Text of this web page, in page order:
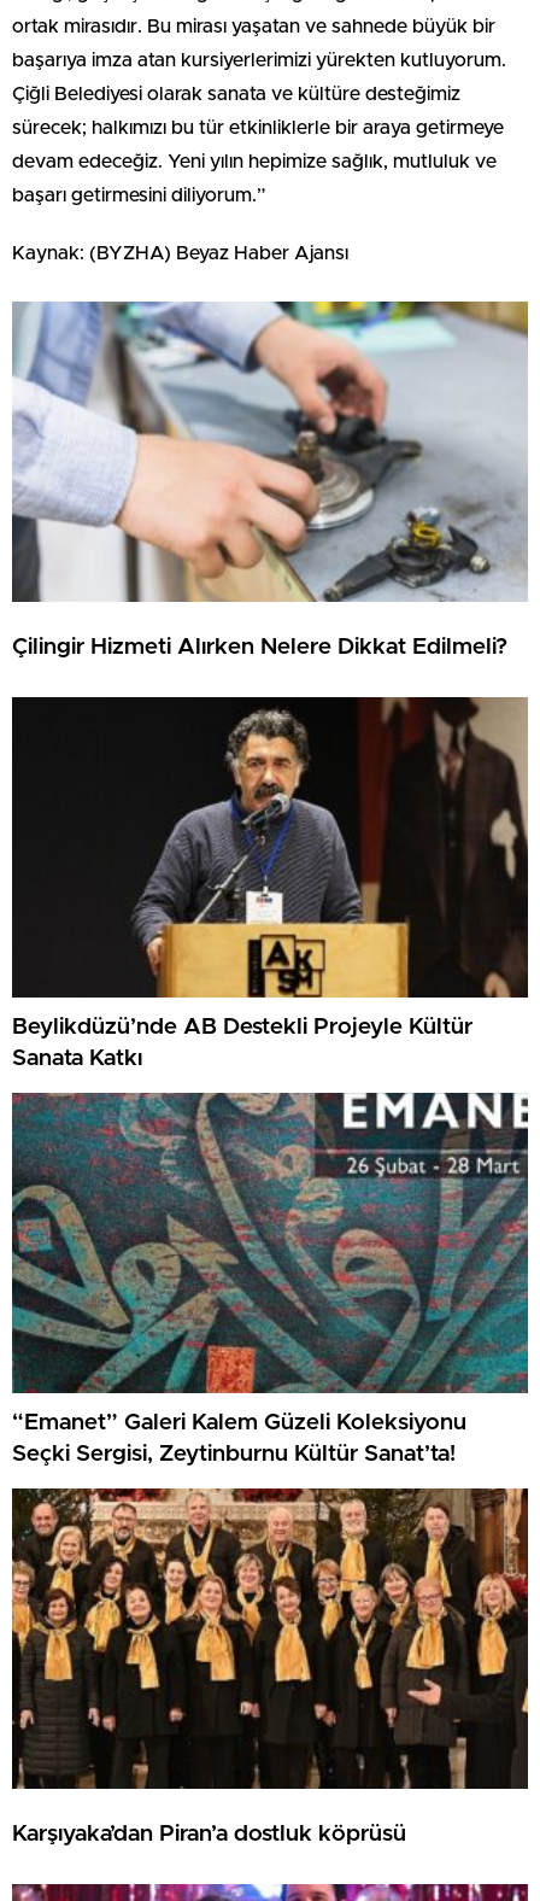
ortak mirasıdır. Bu mirası yaşatan ve sahnede büyük bir
başarıya imza atan kursiyerlerimizi yürekten kutluyorum.
Çiğli Belediyesi olarak sanata ve kültüre desteğimiz
sürecek; halkımızı bu tür etkinliklerle bir araya getirmeye
devam edeceğiz. Yeni yılın hepimize sağlık, mutluluk ve
başarı getirmesini diliyorum.”
Kaynak: (BYZHA) Beyaz Haber Ajansı
Çilingir Hizmeti Alırken Nelere Dikkat Edilmeli?
Beylikdüzü’nde AB Destekli Projeyle Kültür
Sanata Katkı
“Emanet” Galeri Kalem Güzeli Koleksiyonu
Seçki Sergisi, Zeytinburnu Kültür Sanat’ta!
Karşıyaka’dan Piran’a dostluk köprüsü